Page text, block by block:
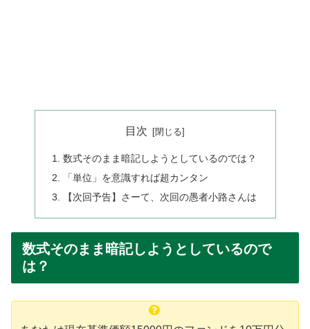
目次
数式そのまま暗記しようとしているのでは？
「単位」を意識すれば超カンタン
【次回予告】さーて、次回の愚者小路さんは
数式そのまま暗記しようとしているので
は？